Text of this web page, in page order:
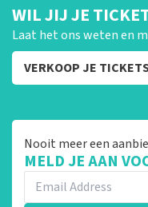
WIL JIJ JE
Laat het ons weten en
VERKOOP JE
Nooit meer een
MELD JE AAN